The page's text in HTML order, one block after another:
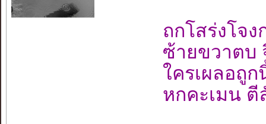
ถกโสร่งโจง
ซ้ายขวาตบ
ใครเผลอถู
หกคะเมน ตี